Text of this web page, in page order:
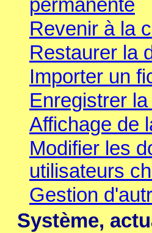
permanente
Revenir à la
Restaurer la
Importer un
Enregistrer
Affichage de
Modifier les
utilisateurs
Gestion
Système,